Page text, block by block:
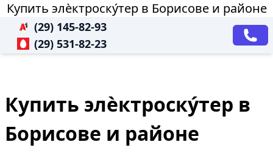
Купить элѐктроску́тер в Борисове и районе
(29) 145-82-93
(29) 531-82-23
Купить элѐктроску́тер в
Борисове и районе